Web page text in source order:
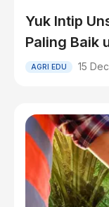
Yuk Intip
Paling Baik
AGRI EDU 15